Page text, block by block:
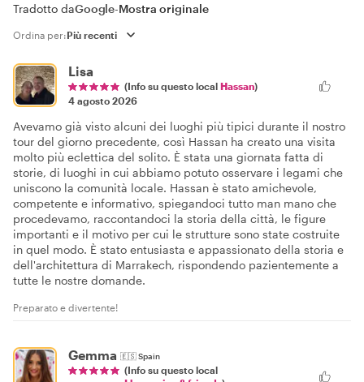
Tradotto daGoogle-Mostra originale
Ordina per:
Lisa
(Info su questo local Hassan)
4 agosto 2026
Avevamo già visto alcuni dei luoghi più tipici durante il nostro
tour del giorno precedente, così Hassan ha creato una visita
molto più eclettica del solito. È stata una giornata fatta di
storie, di luoghi in cui abbiamo potuto osservare i legami che
uniscono la comunità locale. Hassan è stato amichevole,
competente e informativo, spiegandoci tutto man mano che
procedevamo, raccontandoci la storia della città, le figure
importanti e il motivo per cui le strutture sono state costruite
in quel modo. È stato entusiasta e appassionato della storia e
dell'architettura di Marrakech, rispondendo pazientemente a
tutte le nostre domande.
Preparato e divertente!
Gemma 🇪🇸Spain
(Info su questo local